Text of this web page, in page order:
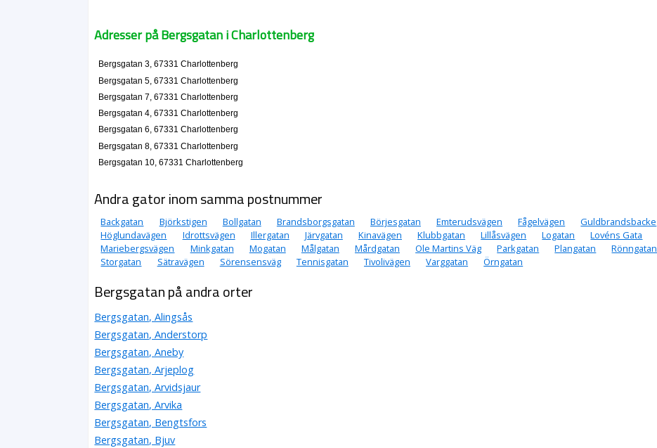
Adresser på Bergsgatan i Charlottenberg
Bergsgatan 3, 67331 Charlottenberg
Bergsgatan 5, 67331 Charlottenberg
Bergsgatan 7, 67331 Charlottenberg
Bergsgatan 4, 67331 Charlottenberg
Bergsgatan 6, 67331 Charlottenberg
Bergsgatan 8, 67331 Charlottenberg
Bergsgatan 10, 67331 Charlottenberg
Andra gator inom samma postnummer
Backgatan Björkstigen Bollgatan Brandsborgsgatan Börjesgatan Emterudsvägen Fågelvägen Guldbrandsbacke
Höglundavägen
Idrottsvägen Illergatan Järvgatan Kinavägen Klubbgatan Lillåsvägen Logatan Lovéns Gata
Mariebergsvägen
Minkgatan Mogatan Målgatan Mårdgatan Ole Martins Väg Parkgatan Plangatan Rönngatan
Storgatan
Sätravägen Sörensensväg Tennisgatan Tivolivägen Varggatan Örngatan
Bergsgatan på andra orter
Bergsgatan, Alingsås
Bergsgatan, Anderstorp
Bergsgatan, Aneby
Bergsgatan, Arjeplog
Bergsgatan, Arvidsjaur
Bergsgatan, Arvika
Bergsgatan, Bengtsfors
Bergsgatan, Bjuv